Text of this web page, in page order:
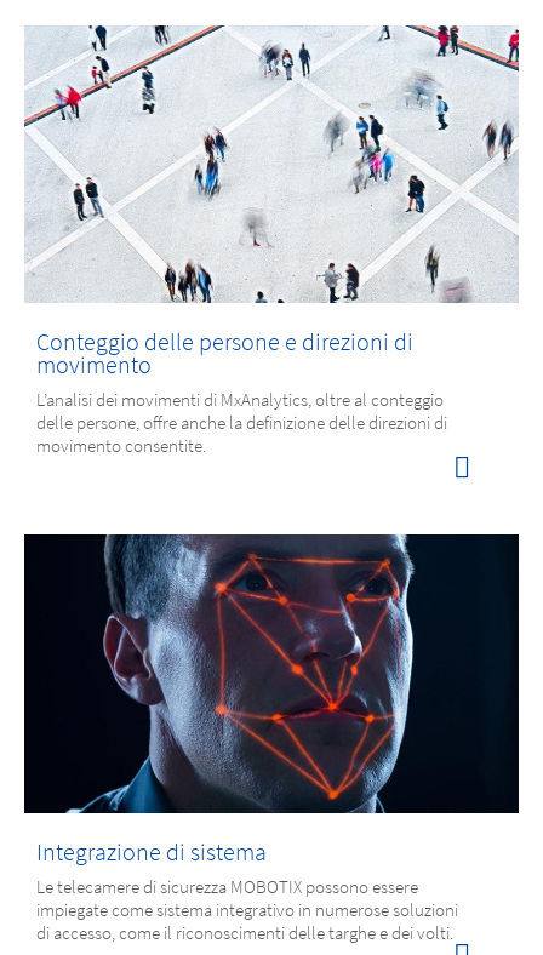
Conteggio delle persone e direzioni di
movimento
L’analisi dei movimenti di MxAnalytics, oltre al conteggio
delle persone, offre anche la definizione delle direzioni di
movimento consentite.
Integrazione di sistema
Le telecamere di sicurezza MOBOTIX possono essere
impiegate come sistema integrativo in numerose soluzioni
di accesso, come il riconoscimenti delle targhe e dei volti.